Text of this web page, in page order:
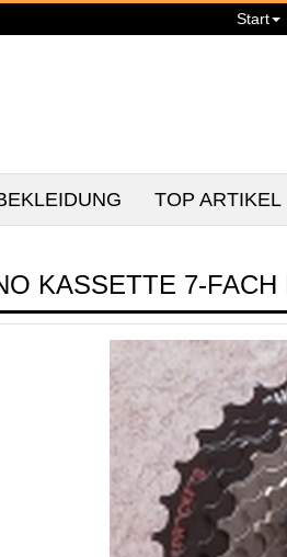
Start
TOP ARTIKEL
KASSETTE 7-FACH